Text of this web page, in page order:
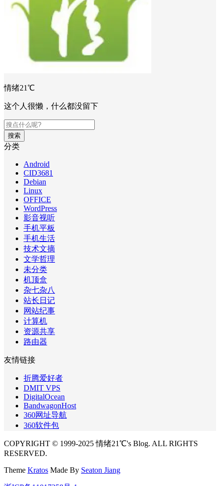
情绪21℃
这个人很懒，什么都没留下
搜索
分类
Android
CID3681
Debian
Linux
OFFICE
WordPress
影音视听
手机平板
手机生活
技术文摘
文学哲理
未分类
机顶盒
杂七杂八
站长日记
网站纪事
计算机
资源共享
路由器
友情链接
折腾爱好者
DMIT VPS
DigitalOcean
BandwagonHost
360网址导航
360软件包
COPYRIGHT © 1999-2025 情绪21℃'s Blog. ALL RIGHTS
RESERVED.
Theme Kratos Made By Seaton Jiang